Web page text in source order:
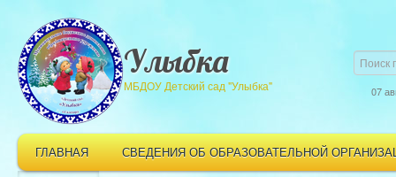
Улыбка
МБДОУ Детский сад "Улыбка" 07
ГЛАВНАЯ СВЕДЕНИЯ ОБ ОБРАЗОВАТЕЛЬНОЙ